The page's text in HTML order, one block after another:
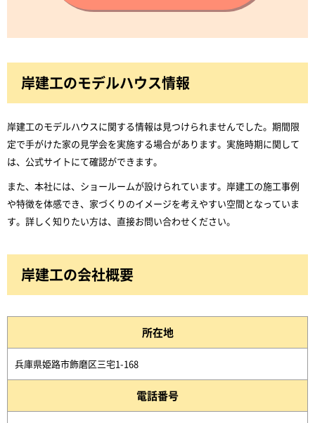
岸建工のモデルハウス情報
岸建工のモデルハウスに関する情報は見つけられませんでした。期間限
定で手がけた家の見学会を実施する場合があります。実施時期に関して
は、公式サイトにて確認ができます。
また、本社には、ショールームが設けられています。岸建工の施工事例
や特徴を体感でき、家づくりのイメージを考えやすい空間となっていま
す。詳しく知りたい方は、直接お問い合わせください。
岸建工の会社概要
所在地
兵庫県姫路市飾磨区三宅1-168
電話番号